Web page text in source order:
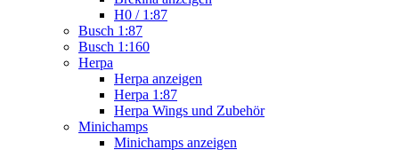
H0 / 1:87
Busch 1:87
Busch 1:160
Herpa
Herpa anzeigen
Herpa 1:87
Herpa Wings und Zubehör
Minichamps
Minichamps anzeigen